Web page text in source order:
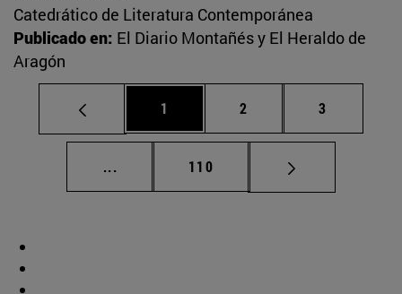
Catedrático de Literatura Contemporánea
Publicado en: El Diario Montañés y El Heraldo de
Aragón
Página
1 Página
2 Página
3
... Páginas intermedias Use TAB para
Página
110